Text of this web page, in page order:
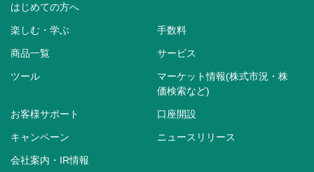
はじめての方へ
楽しむ・学ぶ 手数料
商品一覧 サービス
ツール
マーケット情報(株式市況・株
価検索など)
お客様サポート 口座開設
キャンペーン ニュースリリース
会社案内・IR情報